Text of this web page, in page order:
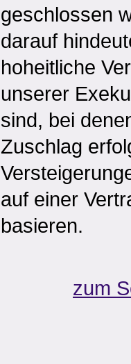
geschlossen
darauf
hoheitliche
unserer
sind, bei
Zuschlag
auf einer
basieren.
zum